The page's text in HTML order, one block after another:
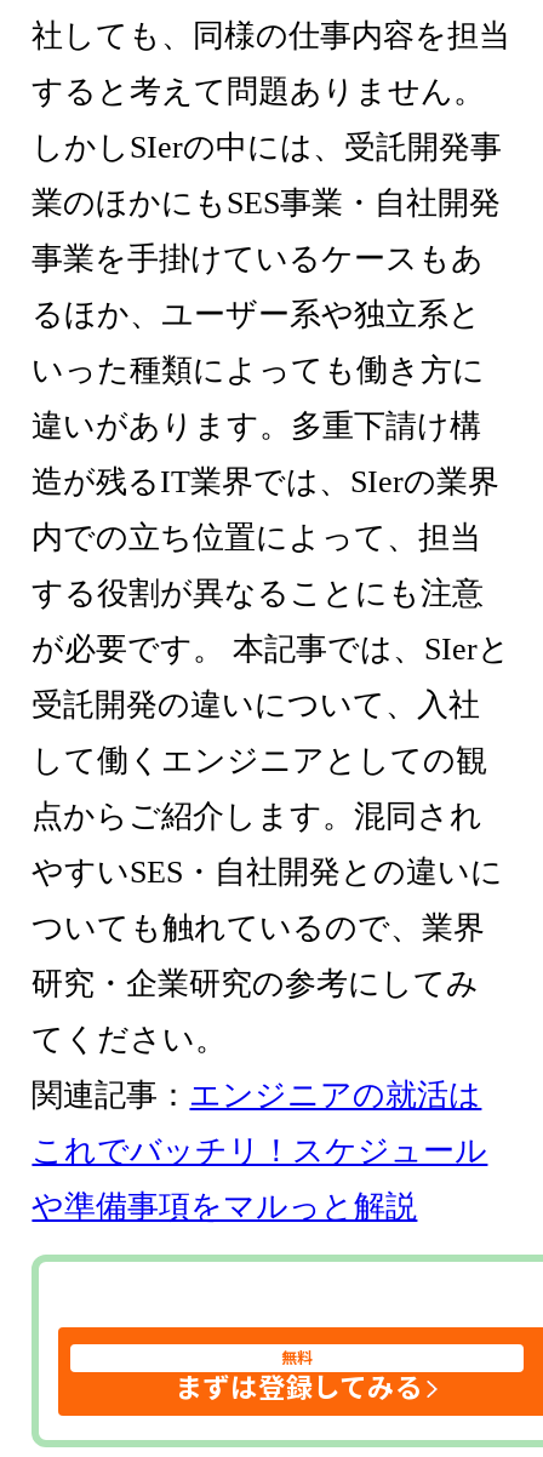
社しても、同様の仕事内容を担当
すると考えて問題ありません。
しかしSIerの中には、受託開発事
業のほかにもSES事業・自社開発
事業を手掛けているケースもあ
るほか、ユーザー系や独立系と
いった種類によっても働き方に
違いがあります。多重下請け構
造が残るIT業界では、SIerの業界
内での立ち位置によって、担当
する役割が異なることにも注意
が必要です。 本記事では、SIerと
受託開発の違いについて、入社
して働くエンジニアとしての観
点からご紹介します。混同され
やすいSES・自社開発との違いに
ついても触れているので、業界
研究・企業研究の参考にしてみ
てください。
関連記事： エンジニアの就活は
これでバッチリ！スケジュール
や準備事項をマルっと解説
無料
まずは登録してみる